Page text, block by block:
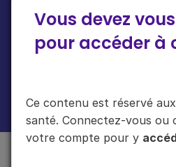
Vous devez
pour accéder à
Ce contenu est réservé
santé. Connectez-vous ou
votre compte pour y
votre boîte
Plus d'informations sur